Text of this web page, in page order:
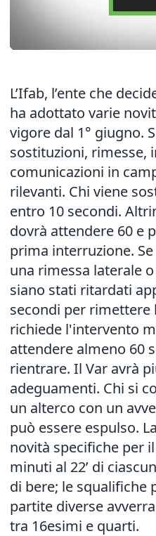
L’Ifab, l’ente che
ha adottato varie
vigore dal 1° giugno.
sostituzioni, rimesse,
comunicazioni in
rilevanti. Chi viene
entro 10 secondi.
dovrà attendere 60 e
prima interruzione.
una rimessa laterale
siano stati ritardati
secondi per rimettere
richiede l'intervento
attendere almeno 60
rientrare. Il Var avrà
adeguamenti. Chi si
un alterco con un
può essere espulso.
novità specifiche per
minuti al 22’ di
di bere; le squalifiche
partite diverse
tra 16esimi e quarti.